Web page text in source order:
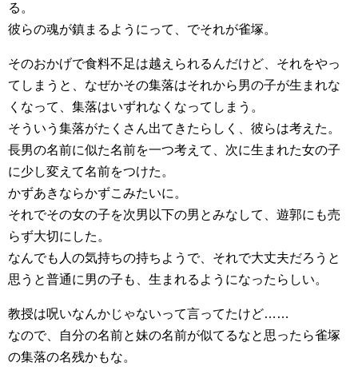
る。
彼らの魂が鎮まるようにって、でそれが雀塚。
そのおかげで食料不足は越えられるんだけど、それをやっ
てしまうと、なぜかその集落はそれから男の子が生まれな
くなって、集落はいずれなくなってしまう。
そういう集落がたくさん出てきたらしく、彼らは考えた。
長男の名前に似た名前を一つ考えて、次に生まれた女の子
に少し変えて名前をつけた。
かずあきならかずこみたいに。
それでその女の子を次男以下の男とみなして、遊郭にも売
らず大切にした。
なんでも人の気持ちの持ちようで、それで大丈夫だろうと
思うと普通に男の子も、生まれるようになったらしい。
教授は呪いなんかじゃないって言ってたけど……
なので、自分の名前と妹の名前が似てるなと思ったら雀塚
の集落の名残かもな。